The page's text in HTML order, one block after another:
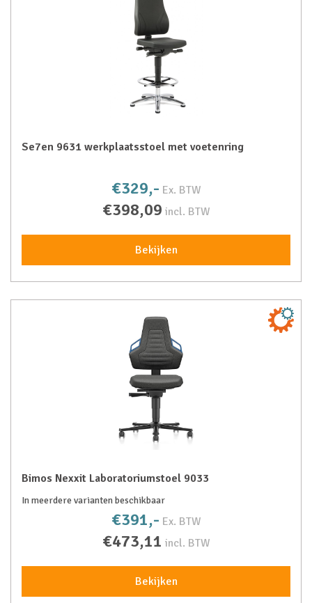
Se7en 9631 werkplaatsstoel met voetenring
€329,- Ex. BTW
€398,09 incl. BTW
Bekijken
Bimos Nexxit Laboratoriumstoel 9033
In meerdere varianten beschikbaar
€391,- Ex. BTW
€473,11 incl. BTW
Bekijken